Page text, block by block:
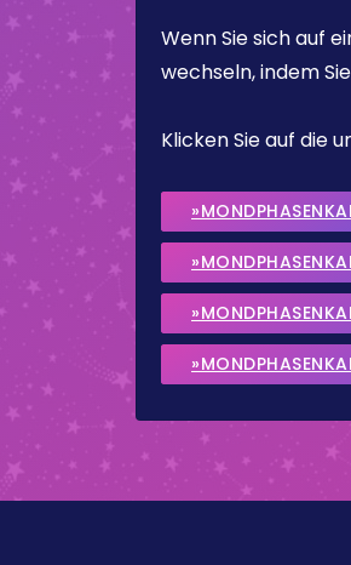
Wenn Sie sich auf
wechseln, indem
Klicken Sie auf die